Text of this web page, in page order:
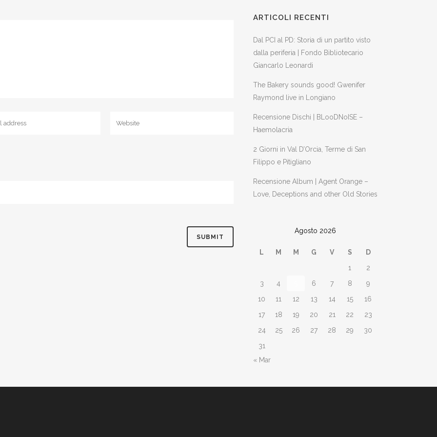
ARTICOLI RECENTI
Dal PCI al PD: Storia di un partito visto
dalla periferia | Fondo Bibliotecario
Giancarlo Leonardi
The Bakery sounds good! Gwenifer
Raymond live in Longiano
Recensione Dischi | BLooDNoISE –
Haemolacria
2 Giorni in Val D’Orcia, Terme di San
Filippo e Pitigliano
Recensione Album | Agent Orange –
Love, Deceptions and other Old Stories
Agosto 2026
L M M G V S
D
1
2
3
4 6 7 8
9
10
11 12 13 14 15
16
17
18 19 20 21 22
23
24
25 26 27 28 29
30
31
« Mar